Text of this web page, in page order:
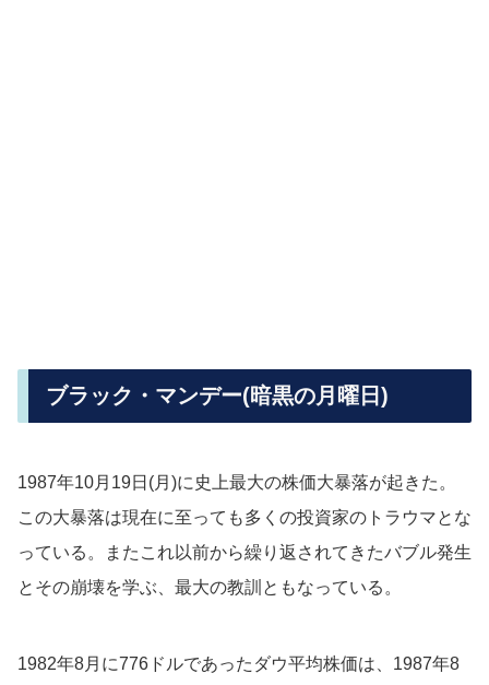
ブラック・マンデー(暗黒の月曜日)
1987年10月19日(月)に史上最大の株価大暴落が起きた。
この大暴落は現在に至っても多くの投資家のトラウマとな
っている。またこれ以前から繰り返されてきたバブル発生
とその崩壊を学ぶ、最大の教訓ともなっている。
1982年8月に776ドルであったダウ平均株価は、1987年8